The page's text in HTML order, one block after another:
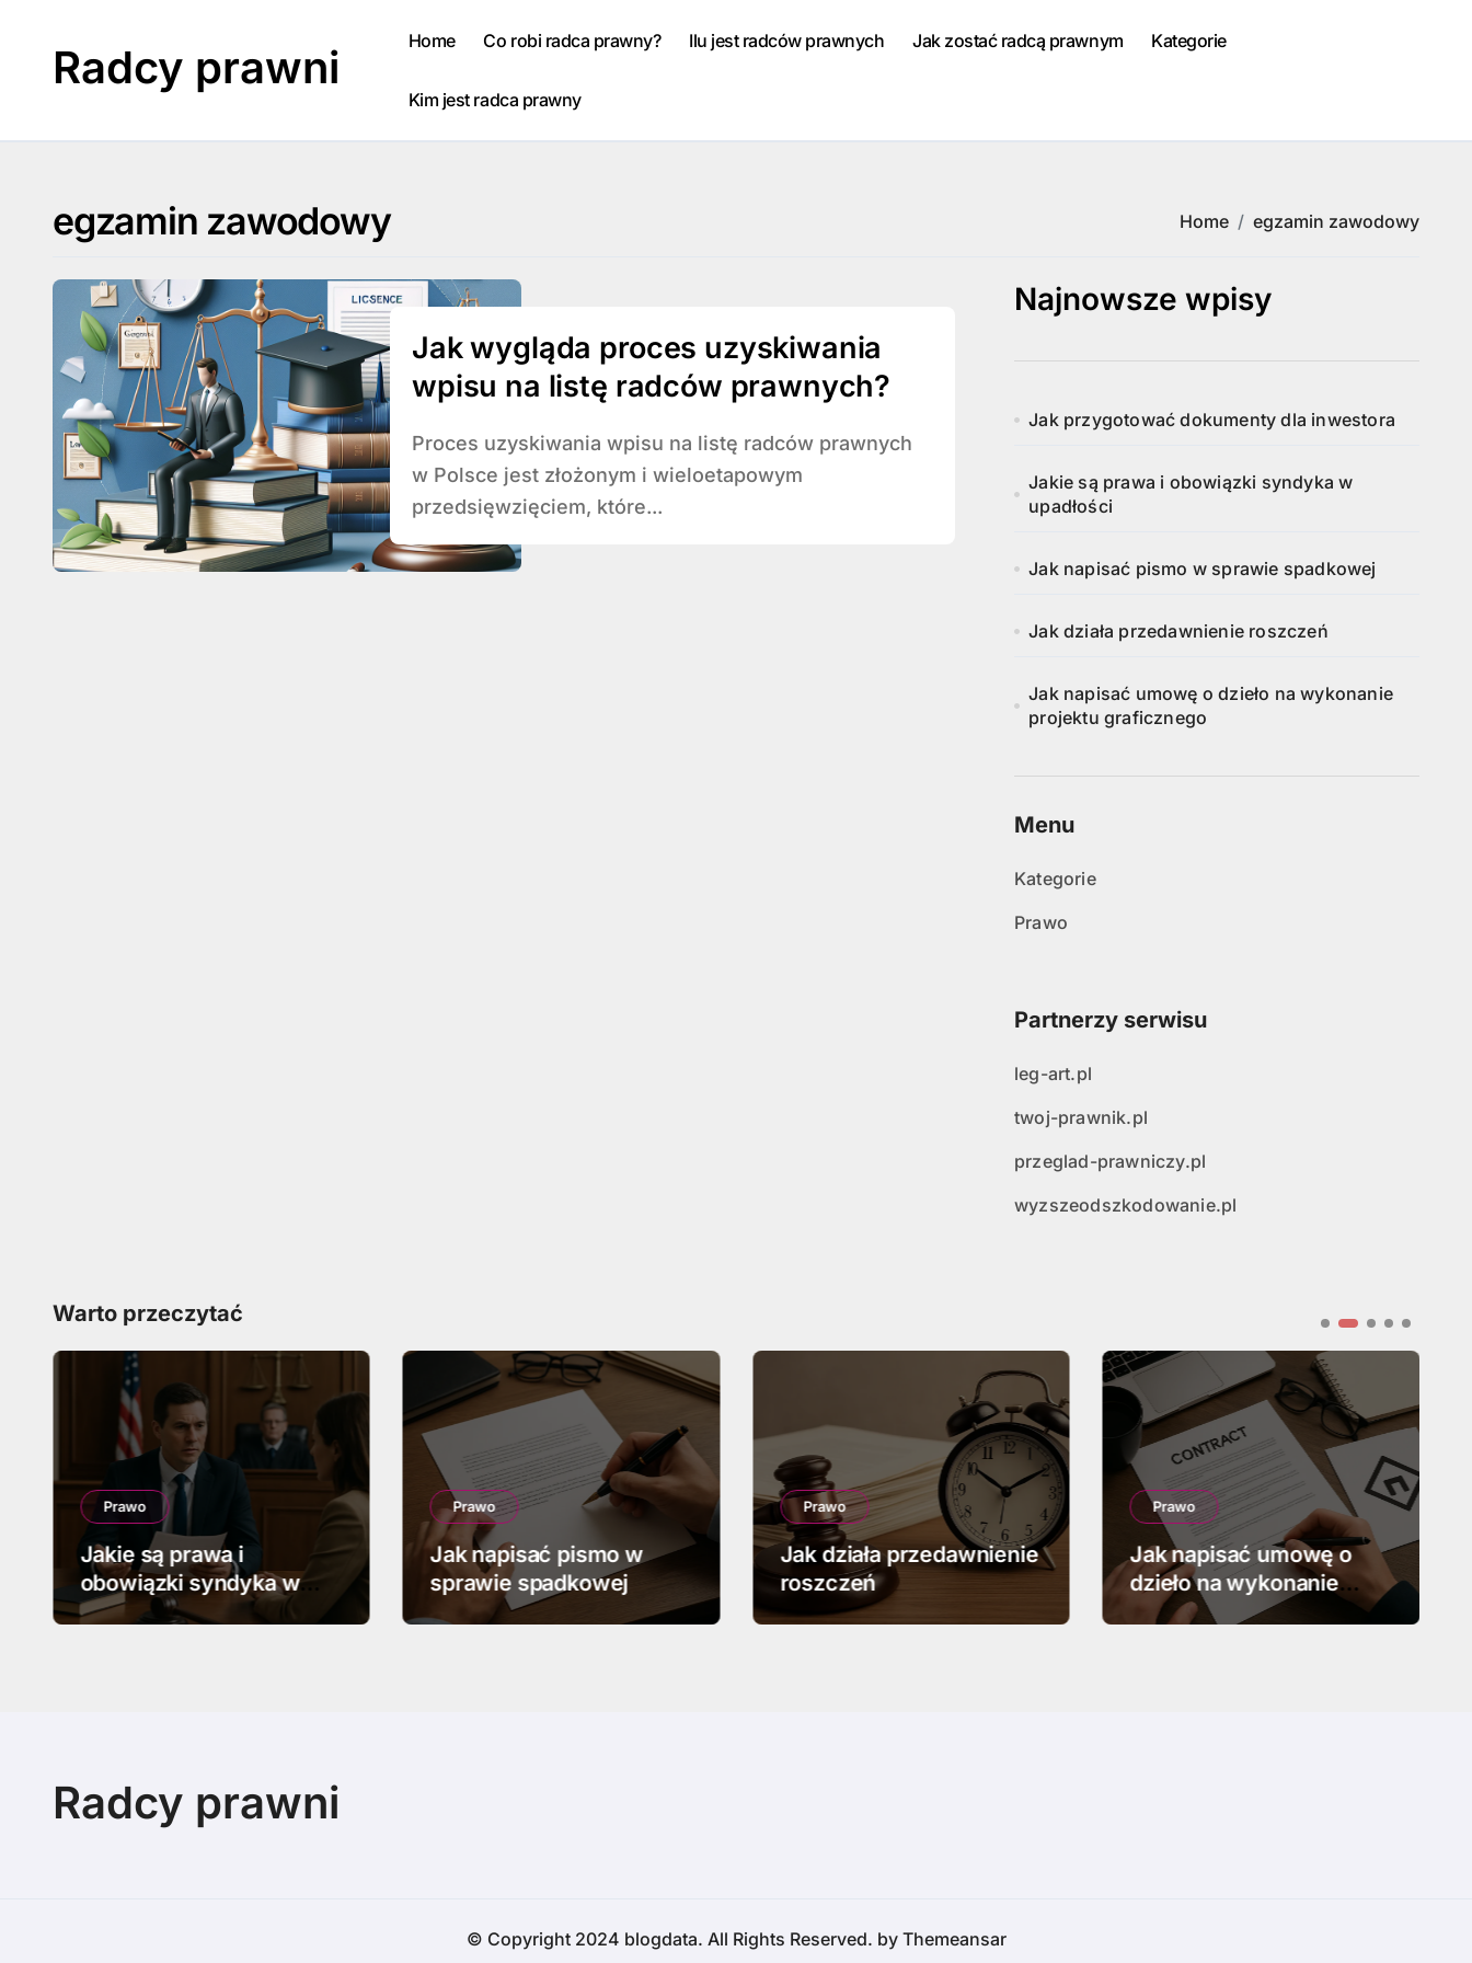
contentRadcy prawni Home Co robi radca prawny? Ilu jest radców prawnych Jak zostać radcą prawnym Kategorie
Kim jest radca prawny
egzamin zawodowy Home egzamin zawodowy
Jak wygląda proces uzyskiwania
wpisu na listę radców prawnych?
Proces uzyskiwania wpisu na listę radców prawnych
w Polsce jest złożonym i wieloetapowym
przedsięwzięciem, które...
Najnowsze wpisy
Jak przygotować dokumenty dla inwestora
Jakie są prawa i obowiązki syndyka w
upadłości
Jak napisać pismo w sprawie spadkowej
Jak działa przedawnienie roszczeń
Jak napisać umowę o dzieło na wykonanie
projektu graficznego
Menu
Kategorie
Prawo
Partnerzy serwisu
leg-art.pl
twoj-prawnik.pl
przeglad-prawniczy.pl
wyzszeodszkodowanie.pl
Warto przeczytać
Prawo
Jakie są prawa i
obowiązki syndyka w
upadłości
Prawo
Jak napisać pismo w
sprawie spadkowej
Prawo
Jak działa przedawnienie
roszczeń
Prawo
Jak napisać umowę o
dzieło na wykonanie
projektu graficznego
Radcy prawni
© Copyright 2024 blogdata. All Rights Reserved. by Themeansar